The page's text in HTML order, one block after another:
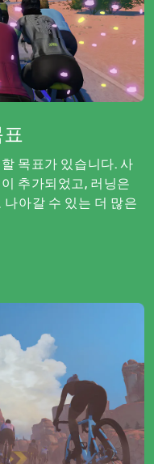
목표가 있습니다. 사
추가되었고, 러닝은
아갈 수 있는 더 많은